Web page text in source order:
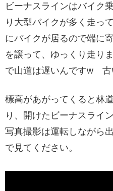
ビーナスラインはバイク
り大型バイクが多く走っ
にバイクが居るので端に
を譲って、ゆっくり走り
で山道は遅いんですw 古
標高があがってくると林
り、開けたビーナスライ
写真撮影は運転しながら
で見てください。